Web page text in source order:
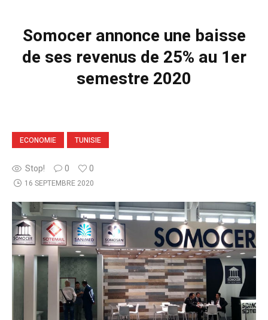
Somocer annonce une baisse
de ses revenus de 25% au 1er
semestre 2020
ECONOMIE TUNISIE
Stop! 0 0
16 SEPTEMBRE 2020